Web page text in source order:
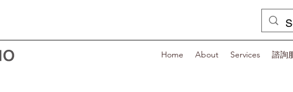
Home About Services 諮詢